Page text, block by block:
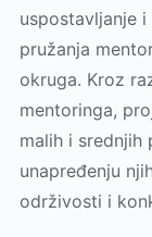
uspostavljanje
pružanja
okruga. Kroz
mentoringa,
malih i srednjih
unapređenju
održivosti i